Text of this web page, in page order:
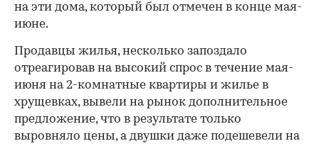
на эти дома, который был отмечен в конце мая-
июне.
Продавцы жилья, несколько запоздало
отреагировав на высокий спрос в течение мая-
июня на 2-комнатные квартиры и жилье в
хрущевках, вывели на рынок дополнительное
предложение, что в результате только
выровняло цены, а двушки даже подешевели на